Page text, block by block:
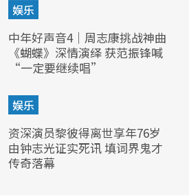
娱乐
中年好声音4｜周志康挑战神曲
《蝴蝶》深情演绎 获范振锋喊
“一定要继续唱”
娱乐
资深演员黎彼得离世享年76岁
由钟志光证实死讯 填词界鬼才
传奇落幕